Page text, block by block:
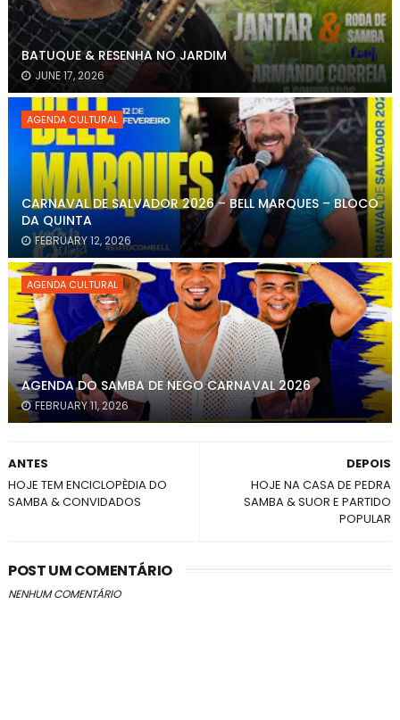
BATUQUE & RESENHA NO JARDIM
JUNE 17, 2026
AGENDA CULTURAL
CARNAVAL DE SALVADOR 2026 – BELL MARQUES – BLOCO
DA QUINTA
FEBRUARY 12, 2026
AGENDA CULTURAL
AGENDA DO SAMBA DE NEGO CARNAVAL 2026
FEBRUARY 11, 2026
DEPOIS
HOJE NA CASA DE PEDRA
SAMBA & SUOR E PARTIDO
POPULAR
ANTES
HOJE TEM ENCICLOPÈDIA DO
SAMBA & CONVIDADOS
POST UM COMENTÁRIO
NENHUM COMENTÁRIO